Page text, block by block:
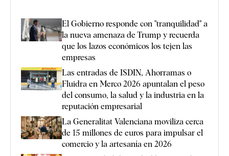
El Gobierno responde con "tranquilidad" a
la nueva amenaza de Trump y recuerda
que los lazos económicos los tejen las
empresas
Las entradas de ISDIN, Ahorramas o
Fluidra en Merco 2026 apuntalan el peso
del consumo, la salud y la industria en la
reputación empresarial
La Generalitat Valenciana moviliza cerca
de 15 millones de euros para impulsar el
comercio y la artesanía en 2026